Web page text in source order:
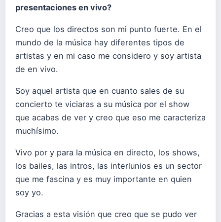
presentaciones en vivo?
Creo que los directos son mi punto fuerte. En el
mundo de la música hay diferentes tipos de
artistas y en mi caso me considero y soy artista
de en vivo.
Soy aquel artista que en cuanto sales de su
concierto te viciaras a su música por el show
que acabas de ver y creo que eso me caracteriza
muchísimo.
Vivo por y para la música en directo, los shows,
los bailes, las intros, las interlunios es un sector
que me fascina y es muy importante en quien
soy yo.
Gracias a esta visión que creo que se pudo ver